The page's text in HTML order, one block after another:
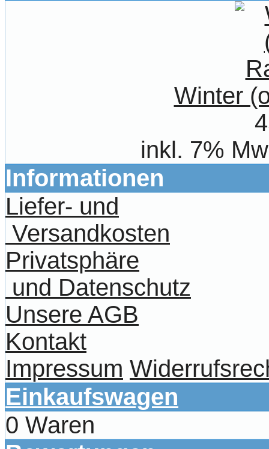
Winter
inkl. 7%
Informationen
Liefer- und
Versandkosten
Privatsphäre
und Datenschutz
Unsere AGB
Kontakt
Impressum
Einkaufswagen
0 Waren